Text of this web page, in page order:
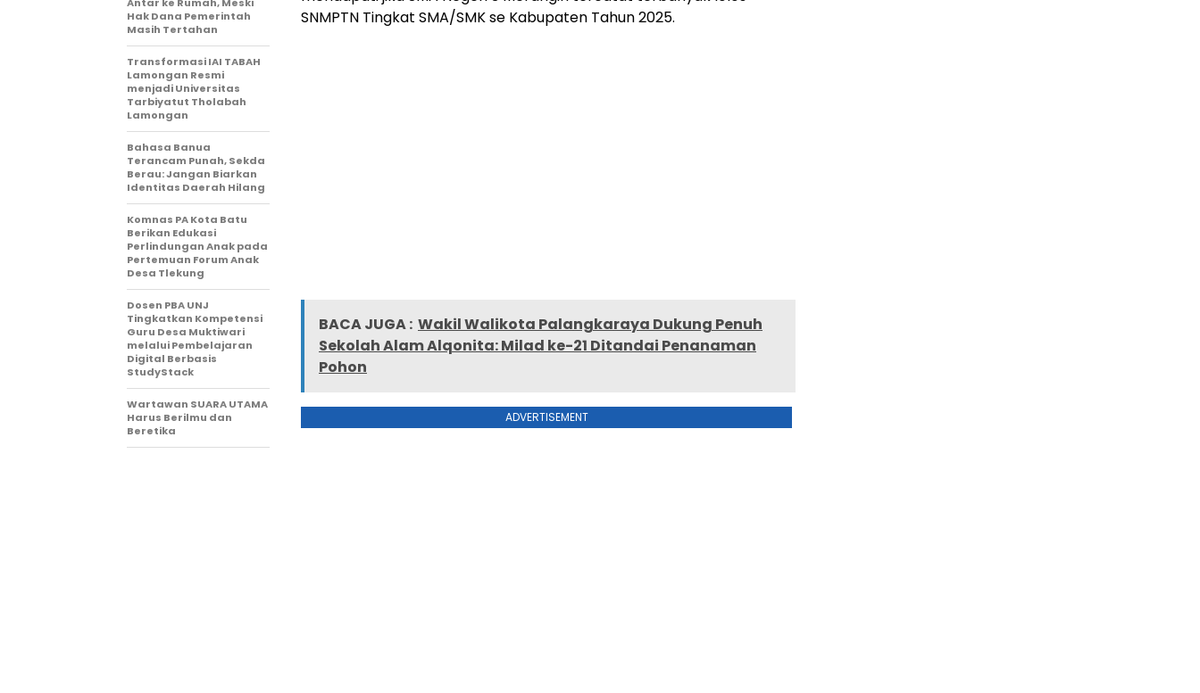
SNMPTN Tingkat SMA/SMK se Kabupaten Tahun 2025.
BACA JUGA : Wakil Walikota Palangkaraya Dukung Penuh
Sekolah Alam Alqonita: Milad ke-21 Ditandai Penanaman
Pohon
ADVERTISEMENT
Hak Dana Pemerintah
Masih Tertahan
Transformasi IAI TABAH
Lamongan Resmi
menjadi Universitas
Tarbiyatut Tholabah
Lamongan
Bahasa Banua
Terancam Punah, Sekda
Berau: Jangan Biarkan
Identitas Daerah Hilang
Komnas PA Kota Batu
Berikan Edukasi
Perlindungan Anak pada
Pertemuan Forum Anak
Desa Tlekung
Dosen PBA UNJ
Tingkatkan Kompetensi
Guru Desa Muktiwari
melalui Pembelajaran
Digital Berbasis
StudyStack
Wartawan SUARA UTAMA
Harus Berilmu dan
Beretika